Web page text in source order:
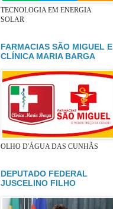
TECNOLOGIA EM ENERGIA
SOLAR
FARMACIAS SÃO MIGUEL E
CLÍNICA MARIA BARGA
OLHO D'ÁGUA DAS CUNHÃS
DEPUTADO FEDERAL
JUSCELINO FILHO